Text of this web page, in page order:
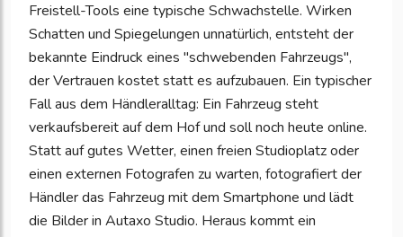
Freistell-Tools eine typische Schwachstelle. Wirken
Schatten und Spiegelungen unnatürlich, entsteht der
bekannte Eindruck eines "schwebenden Fahrzeugs",
der Vertrauen kostet statt es aufzubauen. Ein typischer
Fall aus dem Händleralltag: Ein Fahrzeug steht
verkaufsbereit auf dem Hof und soll noch heute online.
Statt auf gutes Wetter, einen freien Studioplatz oder
einen externen Fotografen zu warten, fotografiert der
Händler das Fahrzeug mit dem Smartphone und lädt
die Bilder in Autaxo Studio. Heraus kommt ein